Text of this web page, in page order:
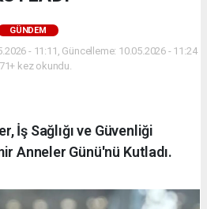
GÜNDEM
- 11:11, Güncelleme: 10.05.2026 - 11:24
kez okundu.
İş Sağlığı ve Güvenliği
Anneler Günü'nü Kutladı.